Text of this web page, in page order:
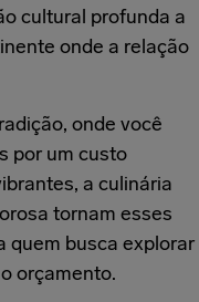
cultural profunda a
onde a relação
onde você
por um custo
a culinária
tornam esses
quem busca explorar
orçamento.